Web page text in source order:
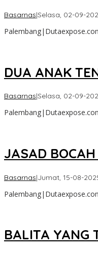
Basarnas|Selasa, 02-09-
DUA ANAK
Basarnas|Selasa, 02-09-
JASAD
Basarnas|Jumat, 15-08-
BALITA YANG